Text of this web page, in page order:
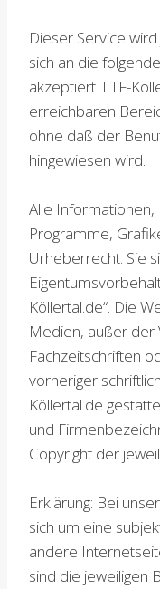
Dieser Service
sich an die
akzeptiert. LTF-
erreichbaren
ohne daß der
hingewiesen wird.
Alle Informationen,
Programme,
Urheberrecht. Sie
Köllertal.de“. Die
Medien, außer der
Fachzeitschriften
vorheriger
Köllertal.de
und
Copyright der
Erklärung: Bei
sich um eine
andere
sind die jeweiligen